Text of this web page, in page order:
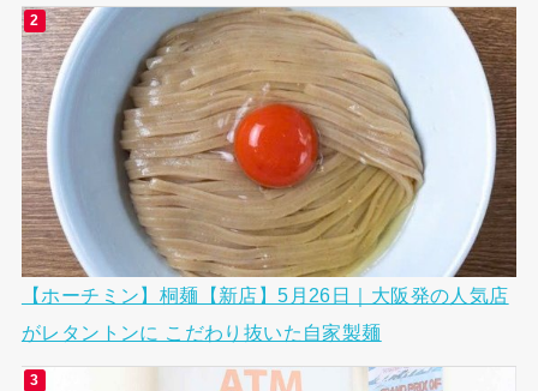
【ホーチミン】桐麺【新店】5月26日｜大阪発の人気店
がレタントンに こだわり抜いた自家製麺